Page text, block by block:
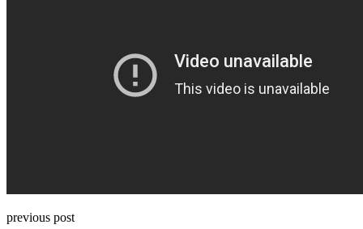
previous post